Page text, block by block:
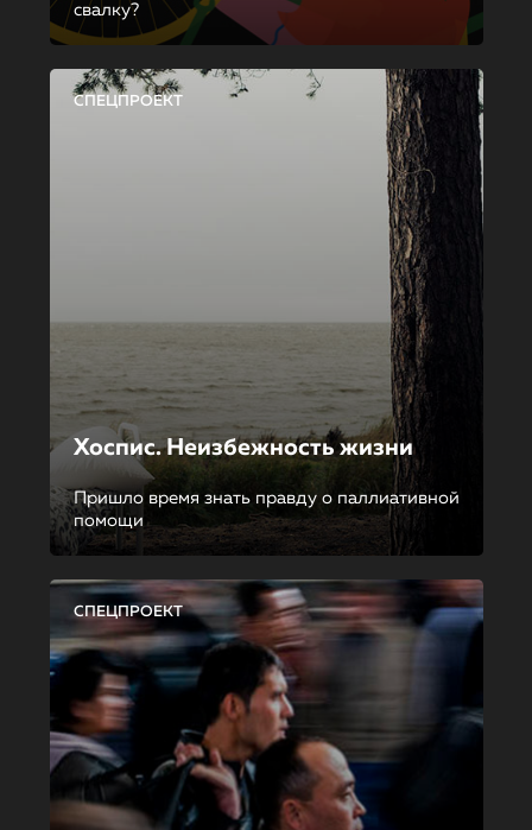
свалку?
СПЕЦПРОЕКТ
Хоспис. Неизбежность жизни
Пришло время знать правду о паллиативной
помощи
СПЕЦПРОЕКТ